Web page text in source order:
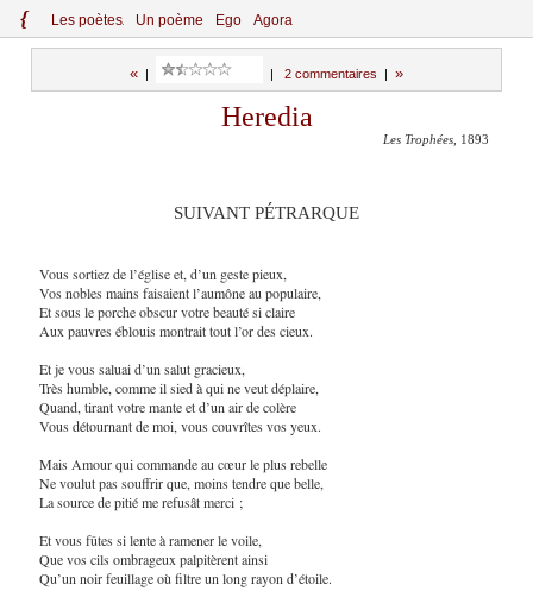
{ Les poètes Un poème Ego Agora
« 2 commentaires »
Heredia
Les Trophées , 1893
SUIVANT PÉTRARQUE
Vous sortiez de l’église et, d’un geste pieux,
Vos nobles mains faisaient l’aumône au populaire,
Et sous le porche obscur votre beauté si claire
Aux pauvres éblouis montrait tout l’or des cieux.
Et je vous saluai d’un salut gracieux,
Très humble, comme il sied à qui ne veut déplaire,
Quand, tirant votre mante et d’un air de colère
Vous détournant de moi, vous couvrîtes vos yeux.
Mais Amour qui commande au cœur le plus rebelle
Ne voulut pas souffrir que, moins tendre que belle,
La source de pitié me refusât merci ;
Et vous fûtes si lente à ramener le voile,
Que vos cils ombrageux palpitèrent ainsi
Qu’un noir feuillage où filtre un long rayon d’étoile.